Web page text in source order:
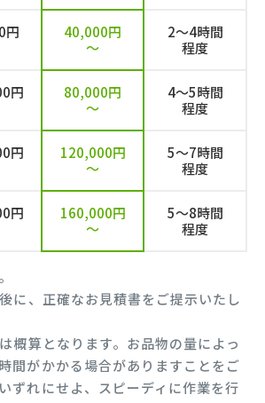
円
40,000円
～
2～4時間
程度
円
80,000円
～
4～5時間
程度
円
120,000円
～
5～7時間
程度
円
160,000円
～
5～8時間
程度
に、正確なお見積書をご提示いたし
概算となります。お品物の量によっ
間がかかる場合がありますことをご
ずれにせよ、スピーディに作業を行